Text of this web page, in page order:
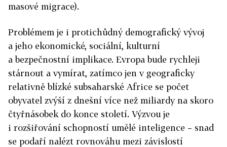
masové migrace).
Problémem je i protichůdný demografický vývoj
a jeho ekonomické, sociální, kulturní
a bezpečnostní implikace. Evropa bude rychleji
stárnout a vymírat, zatímco jen v geograficky
relativně blízké subsaharské Africe se počet
obyvatel zvýší z dnešní více než miliar­dy na skoro
čtyřnásobek do konce století. Výzvou je
i rozšiřování schopností umělé inteligence – snad
se podaří nalézt rovnováhu mezi závislostí